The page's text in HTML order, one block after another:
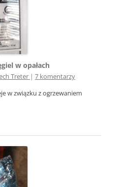
w opałach
Treter | 7 komentarzy
w związku z ogrzewaniem